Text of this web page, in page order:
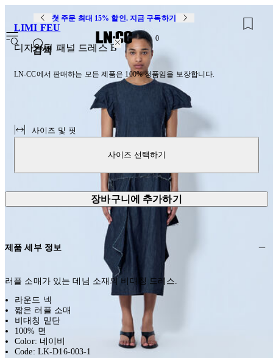
첫 주문 최대 15% 할인. 지금 구독하기
검색
0
LIMI FEU
디자인된 패널 드레스 B
LN-CC에서 판매하는 모든 제품은 100% 정품임을 보장합니다.
사이즈 및 핏
사이즈 선택하기
장바구니에 추가하기
제품 세부 정보
러플 소매가 있는 데님 소재의 비대칭 드레스.
라운드 넥
짧은 러플 소매
비대칭 밑단
100% 면
Color: 네이비
Code: LK-D16-003-1